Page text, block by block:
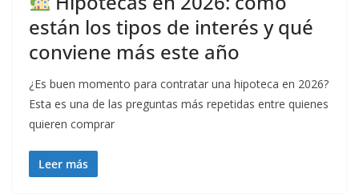
están los tipos de interés y qué
conviene más este año
¿Es buen momento para contratar una hipoteca en 2026?
Esta es una de las preguntas más repetidas entre quienes
quieren comprar
Leer más